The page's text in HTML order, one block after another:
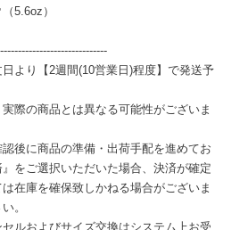
5.6oz）
より【2週間(10営業日)程度】で発送予
際の商品とは異なる可能性がございま
後に商品の準備・出荷手配を進めてお
をご選択いただいた場合、決済が確定
在庫を確保致しかねる場合がございま
。
ルおよびサイズ交換はシステム上お受